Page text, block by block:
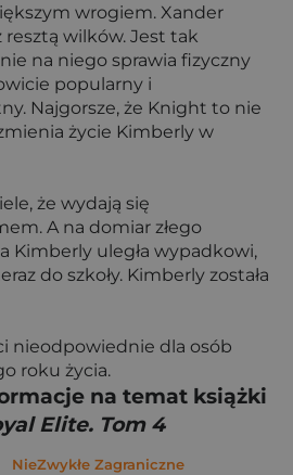
wrogiem. Xander
resztą wilków. Jest tak
na niego sprawia fizyczny
popularny i
Najgorsze, że Knight to nie
życie Kimberly w
że wydają się
A na domiar złego
Kimberly uległa wypadkowi,
do szkoły. Kimberly została
nieodpowiednie dla osób
roku życia.
na temat książki
Elite. Tom 4
NieZwykłe Zagraniczne